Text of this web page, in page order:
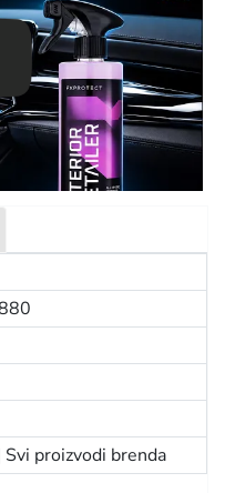
Svi proizvodi brenda